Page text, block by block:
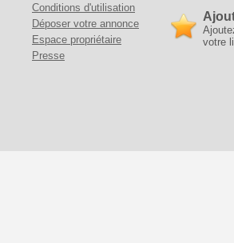
Conditions d'utilisation
Déposer votre annonce
Espace propriétaire
Presse
votre